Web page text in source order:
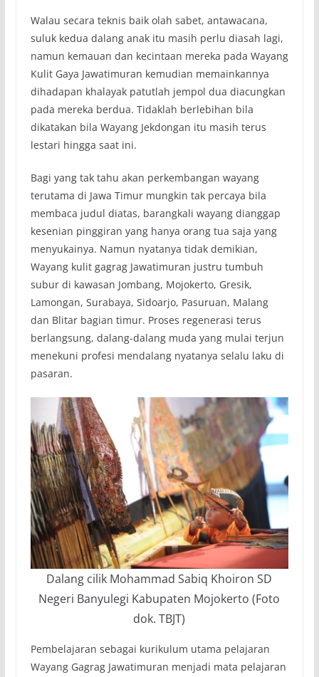
Walau secara teknis baik olah sabet, antawacana,
suluk kedua dalang anak itu masih perlu diasah lagi,
namun kemauan dan kecintaan mereka pada Wayang
Kulit Gaya Jawatimuran kemudian memainkannya
dihadapan khalayak patutlah jempol dua diacungkan
pada mereka berdua. Tidaklah berlebihan bila
dikatakan bila Wayang Jekdongan itu masih terus
lestari hingga saat ini.
Bagi yang tak tahu akan perkembangan wayang
terutama di Jawa Timur mungkin tak percaya bila
membaca judul diatas, barangkali wayang dianggap
kesenian pinggiran yang hanya orang tua saja yang
menyukainya. Namun nyatanya tidak demikian,
Wayang kulit gagrag Jawatimuran justru tumbuh
subur di kawasan Jombang, Mojokerto, Gresik,
Lamongan, Surabaya, Sidoarjo, Pasuruan, Malang
dan Blitar bagian timur. Proses regenerasi terus
berlangsung, dalang-dalang muda yang mulai terjun
menekuni profesi mendalang nyatanya selalu laku di
pasaran.
Dalang cilik Mohammad Sabiq Khoiron SD
Negeri Banyulegi Kabupaten Mojokerto (Foto
dok. TBJT)
Pembelajaran sebagai kurikulum utama pelajaran
Wayang Gagrag Jawatimuran menjadi mata pelajaran